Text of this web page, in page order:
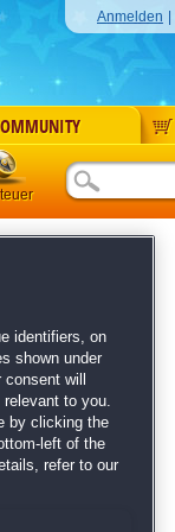
Anmelden
identifiers, on
shown under
will
to you.
by clicking the
left of the
refer to our